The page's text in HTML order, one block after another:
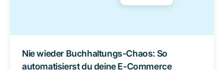
Nie wieder Buchhaltungs-Chaos: So
automatisierst du deine E-Commerce